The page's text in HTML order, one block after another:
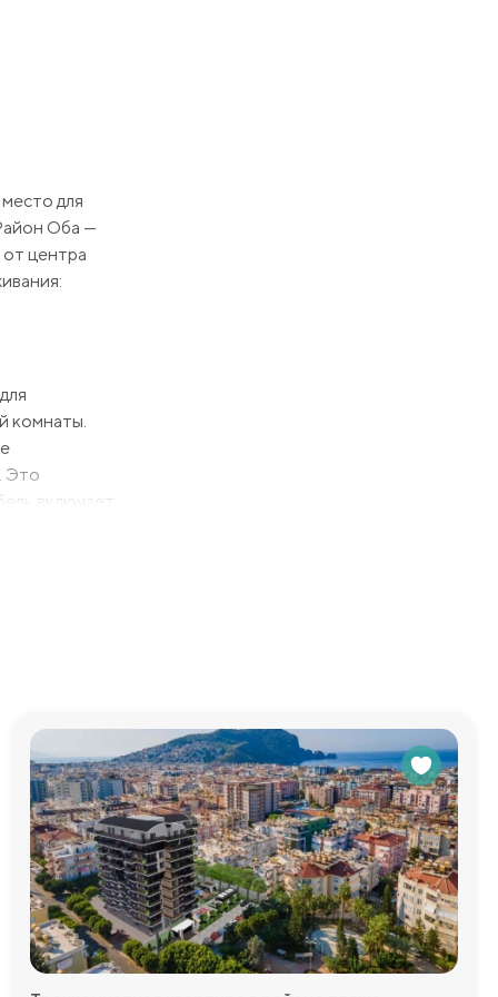
для
Оба —
центра
комнаты.
Это
включает
всей
это